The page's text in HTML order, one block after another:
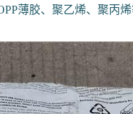
薄胶、聚乙烯、聚丙